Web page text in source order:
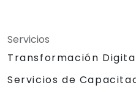
Servicios
Transformación
Servicios de